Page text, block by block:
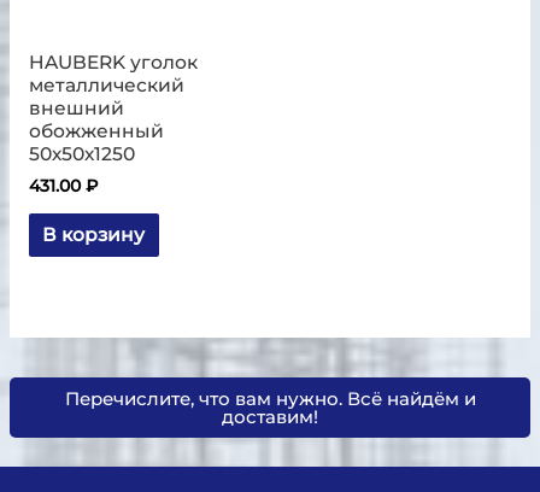
Перечислите, что вам нужно. Всё найдём и
доставим!
HAUBERK уголок
металлический
внешний
обожженный
50х50х1250
431.00₽
В корзину